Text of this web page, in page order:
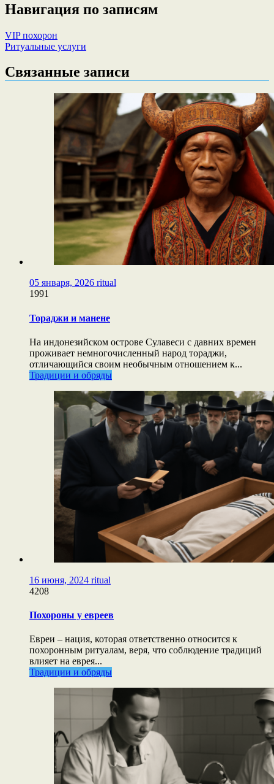
Навигация по записям
VIP похорон
Ритуальные услуги
Связанные записи
05 января, 2026 ritual
1991
Тораджи и манене
На индонезийском острове Сулавеси с давних времен
проживает немногочисленный народ тораджи,
отличающийся своим необычным отношением к...
Традиции и обряды
16 июня, 2024 ritual
4208
Похороны у евреев
Евреи – нация, которая ответственно относится к
похоронным ритуалам, веря, что соблюдение традиций
влияет на еврея...
Традиции и обряды